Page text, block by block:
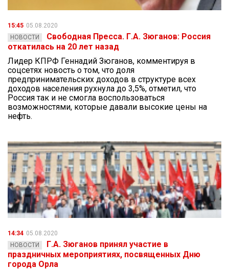
15:45 05.08.2020
НОВОСТИ
Свободная Пресса. Г.А. Зюганов: Россия
откатилась на 20 лет назад
Лидер КПРФ Геннадий Зюганов, комментируя в
соцсетях новость о том, что доля
предпринимательских доходов в структуре всех
доходов населения рухнула до 3,5%, отметил, что
Россия так и не смогла воспользоваться
возможностями, которые давали высокие цены на
нефть.
14:34 05.08.2020
НОВОСТИ
Г.А. Зюганов принял участие в
праздничных мероприятиях, посвященных Дню
города Орла